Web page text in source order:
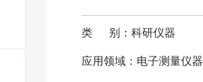
类 别：科研仪器
应用领域：电子测量仪器